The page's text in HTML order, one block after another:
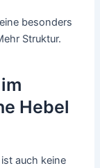
besonders
Struktur.
Hebel
auch keine